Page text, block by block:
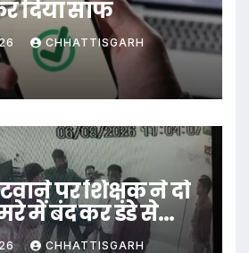
दिया साफ
CHHATTISGARH
पर शिक्षक ने दो
में बंद कर डंडे से
CHHATTISGARH